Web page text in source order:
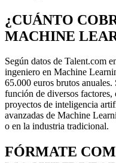
¿CUÁNTO
MACHINE
Según datos de Talent.com
ingeniero en Machine
65.000 euros brutos
función de diversos
proyectos de inteligencia
avanzadas de Machine
o en la industria tradicional.
FÓRMATE